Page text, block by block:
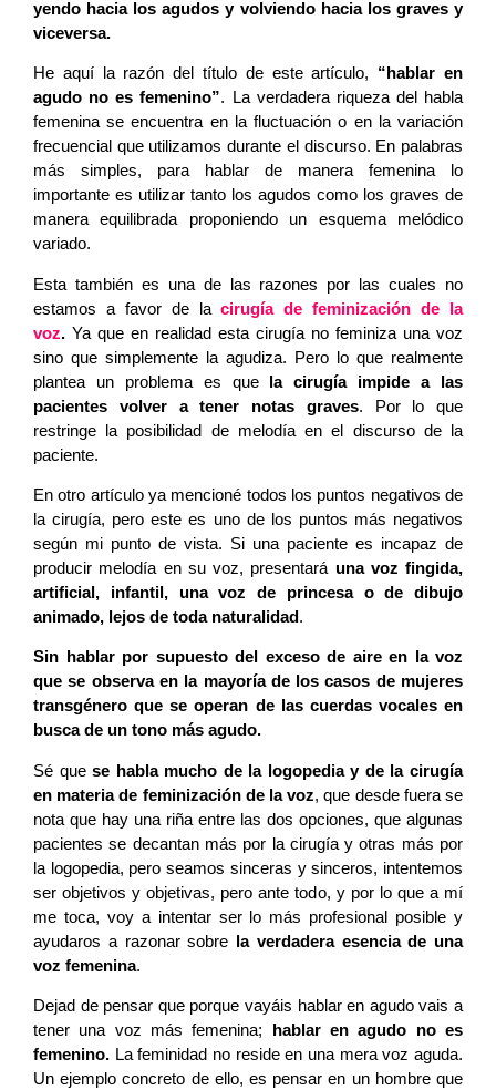
yendo hacia los agudos y volviendo hacia los graves y
viceversa.
He aquí la razón del título de este artículo, “hablar en
agudo no es femenino”. La verdadera riqueza del habla
femenina se encuentra en la fluctuación o en la variación
frecuencial que utilizamos durante el discurso. En palabras
más simples, para hablar de manera femenina lo
importante es utilizar tanto los agudos como los graves de
manera equilibrada proponiendo un esquema melódico
variado.
Esta también es una de las razones por las cuales no
estamos a favor de lacirugía de feminización de la
voz. Ya que en realidad esta cirugía no feminiza una voz
sino que simplemente la agudiza. Pero lo que realmente
plantea un problema es que la cirugía impide a las
pacientes volver a tener notas graves. Por lo que
restringe la posibilidad de melodía en el discurso de la
paciente.
En otro artículo ya mencioné todos los puntos negativos de
la cirugía, pero este es uno de los puntos más negativos
según mi punto de vista. Si una paciente es incapaz de
producir melodía en su voz, presentará una voz fingida,
artificial, infantil, una voz de princesa o de dibujo
animado, lejos de toda naturalidad.
Sin hablar por supuesto del exceso de aire en la voz
que se observa en la mayoría de los casos de mujeres
transgénero que se operan de las cuerdas vocales en
busca de un tono más agudo.
Sé quese habla mucho de la logopedia y de la cirugía
en materia de feminización de la voz, que desde fuera se
nota que hay una riña entre las dos opciones, que algunas
pacientes se decantan más por la cirugía y otras más por
la logopedia, pero seamos sinceras y sinceros, intentemos
ser objetivos y objetivas, pero ante todo, y por lo que a mí
me toca, voy a intentar ser lo más profesional posible y
ayudaros a razonar sobre la verdadera esencia de una
voz femenina.
Dejad de pensar que porque vayáis hablar en agudo vais a
tener una voz más femenina; hablar en agudo no es
femenino. La feminidad no reside en una mera voz aguda.
Un ejemplo concreto de ello, es pensar en un hombre que